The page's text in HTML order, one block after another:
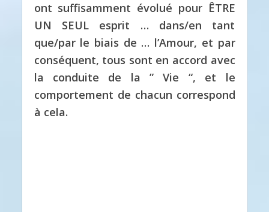
ont suffisamment évolué pour ÊTRE
UN SEUL esprit … dans/en tant
que/par le biais de … l’Amour, et par
conséquent, tous sont en accord avec
la conduite de la ” Vie “, et le
comportement de chacun correspond
à cela.